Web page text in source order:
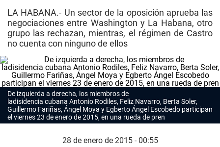
LA HABANA.- Un sector de la oposición aprueba las
negociaciones entre Washington y La Habana, otro
grupo las rechazan, mientras, el régimen de Castro
no cuenta con ninguno de ellos
De izquierda a derecha, los miembros de
ladisidencia cubana Antonio Rodiles, Feliz Navarro, Berta Soler,
Guillermo Fariñas, Ángel Moya y Egberto Ángel Escobedo participan
el viernes 23 de enero de 2015, en una rueda de pren
28 de enero de 2015 - 00:55